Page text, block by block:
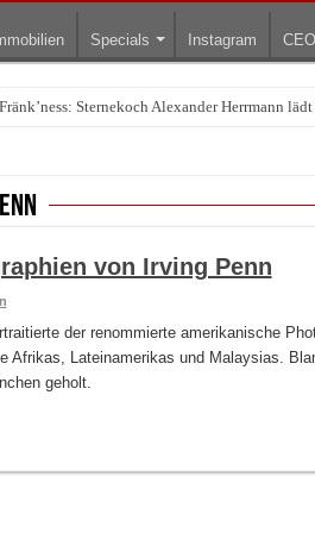
Specials Instagram
Sternekoch Alexander Herrmann
gerade zum Treffpunkt der Lingerie-
von Irving Penn
der renommierte amerikanische
Afrikas, Lateinamerikas und Malaysias.
geholt.